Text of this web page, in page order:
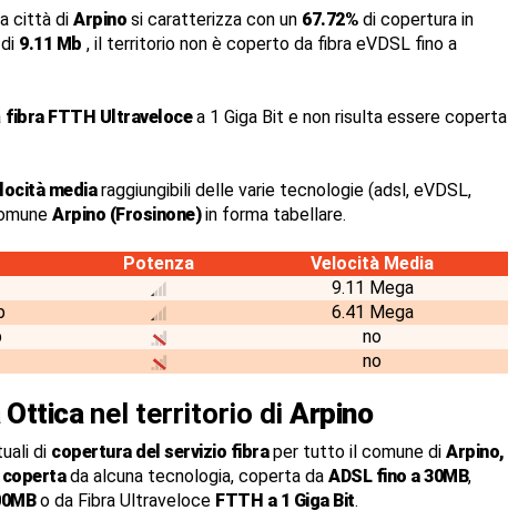
città di Arpino si caratterizza con un 67.72% di copertura in
9.11 Mb , il territorio non è coperto da fibra eVDSL fino a
fibra FTTH Ultravelocea 1 Giga Bit e non risulta essere coperta
mediaraggiungibili delle varie tecnologie (adsl, eVDSL,
Arpino (Frosinone)in forma tabellare.
Potenza
Velocità Media
9.11 Mega
6.41 Mega
no
no
nel territorio di Arpino
di copertura del servizio fibraper tutto il comune di Arpino,
copertada alcuna tecnologia, coperta da ADSL fino a 30MB,
o da Fibra Ultraveloce FTTH a 1 Giga Bit.